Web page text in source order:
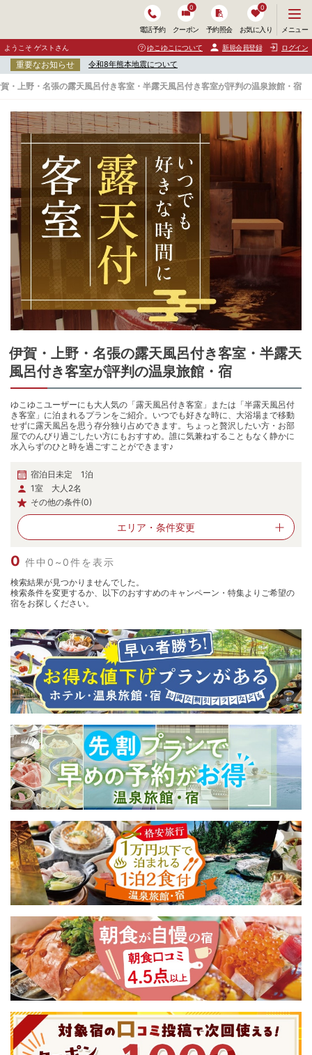
電話予約 クーポン
0
予約照会 お気に入り
0
ニ
ュ
ー
開
く
メニュー
ようこそ ゲストさん ゆこゆこについて 新規会員登録 ログイン
重要なお知らせ 令和8年熊本地震について
・上野・名張の露天風呂付き客室・半露天風呂付き客室が評判の温泉旅館・宿
伊
賀
・
上
野
・
名
張
伊賀・上野・名張の露天風呂付き客室・半露天
風呂付き客室が評判の温泉旅館・宿
ゆこゆこユーザーにも大人気の「露天風呂付き客室」または「半露天風呂付
き客室」に泊まれるプランをご紹介。いつでも好きな時に、大浴場まで移動
せずに露天風呂を思う存分独り占めできます。ちょっと贅沢したい方・お部
屋でのんびり過ごしたい方にもおすすめ。誰に気兼ねすることもなく静かに
水入らずのひと時を過ごすことができます♪
宿泊日未定 1泊
1室 大人2名
その他の条件(0)
エリア・ 条件変更
0 件中0~0件を表示
検索結果が見つかりませんでした。
検索条件を変更するか、以下のおすすめのキャンペーン・特集よりご希望の
宿をお探しください。